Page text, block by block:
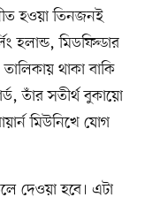
হওয়া তিনজনই
হলান্ড, মিডফিল্ডার
থাকা বাকি
তাঁর সতীর্থ বুকায়ো
মিউনিখে যোগ
দেওয়া হবে। এটা